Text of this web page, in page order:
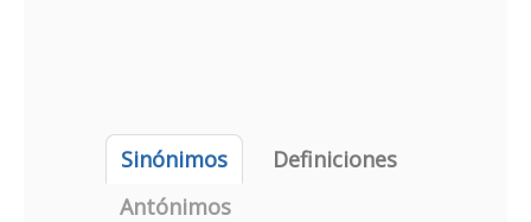
Sinónimos
Definiciones
Antónimos